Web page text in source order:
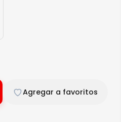
Agregar a favoritos